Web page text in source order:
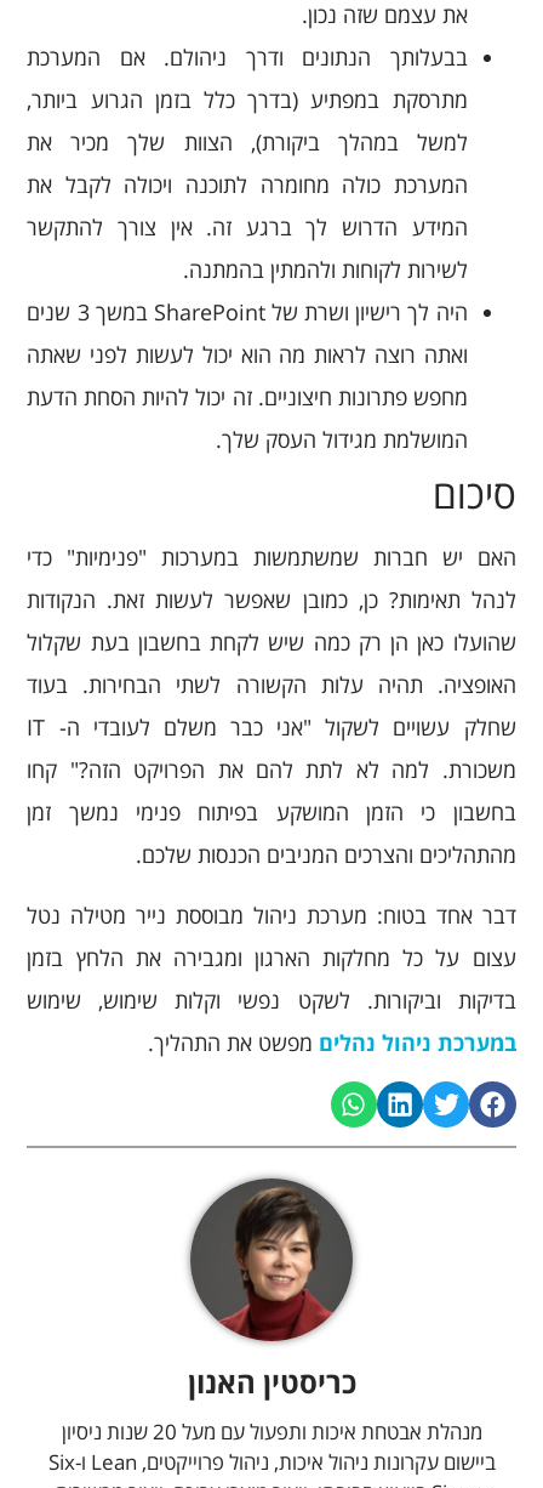
את עצמם שזה נכון.
בבעלותך הנתונים ודרך ניהולם. אם המערכת
מתרסקת במפתיע (בדרך כלל בזמן הגרוע ביותר,
למשל במהלך ביקורת), הצוות שלך מכיר את
המערכת כולה מחומרה לתוכנה ויכולה לקבל את
המידע הדרוש לך ברגע זה. אין צורך להתקשר
לשירות לקוחות ולהמתין בהמתנה.
היה לך רישיון ושרת של SharePoint במשך 3 שנים
ואתה רוצה לראות מה הוא יכול לעשות לפני שאתה
מחפש פתרונות חיצוניים. זה יכול להיות הסחת הדעת
המושלמת מגידול העסק שלך.
סיכום
האם יש חברות שמשתמשות במערכות "פנימיות" כדי
לנהל תאימות? כן, כמובן שאפשר לעשות זאת. הנקודות
שהועלו כאן הן רק כמה שיש לקחת בחשבון בעת ​​שקלול
האופציה. תהיה עלות הקשורה לשתי הבחירות. בעוד
שחלק עשויים לשקול "אני כבר משלם לעובדי ה- IT
משכורת. למה לא לתת להם את הפרויקט הזה?" קחו
בחשבון כי הזמן המושקע בפיתוח פנימי נמשך זמן
מהתהליכים והצרכים המניבים הכנסות שלכם.
דבר אחד בטוח: מערכת ניהול מבוססת נייר מטילה נטל
עצום על כל מחלקות הארגון ומגבירה את הלחץ בזמן
בדיקות וביקורות. לשקט נפשי וקלות שימוש, שימוש
במערכת ניהול נהלים מפשט את התהליך.
כריסטין האנון
מנהלת אבטחת איכות ותפעול עם מעל 20 שנות ניסיון
ביישום עקרונות ניהול איכות, ניהול פרוייקטים, Lean ו-Six